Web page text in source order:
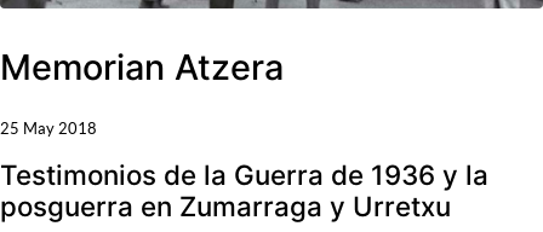
Memorian Atzera
25 May 2018
Testimonios de la Guerra de 1936 y la
posguerra en Zumarraga y Urretxu